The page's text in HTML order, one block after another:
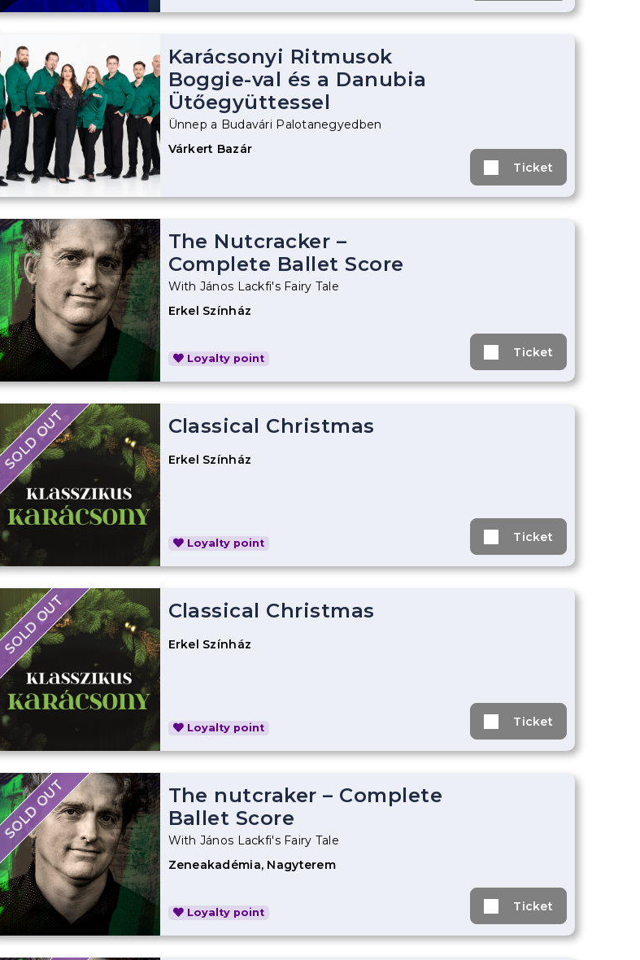
Karácsonyi Ritmusok
Boggie-val és a Danubia
Ütőegyüttessel
Ünnep a Budavári Palotanegyedben
Várkert Bazár
Ticket
The Nutcracker –
Complete Ballet Score
With János Lackfi's Fairy Tale
Erkel Színház
Loyalty point Ticket
SOLD OUT Classical Christmas
Erkel Színház
Loyalty point Ticket
SOLD OUT Classical Christmas
Erkel Színház
Loyalty point Ticket
SOLD OUT
The nutcraker – Complete
Ballet Score
With János Lackfi's Fairy Tale
Zeneakadémia, Nagyterem
Loyalty point Ticket